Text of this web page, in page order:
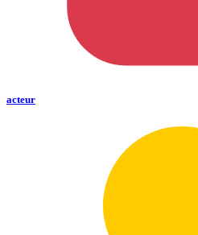
acteur